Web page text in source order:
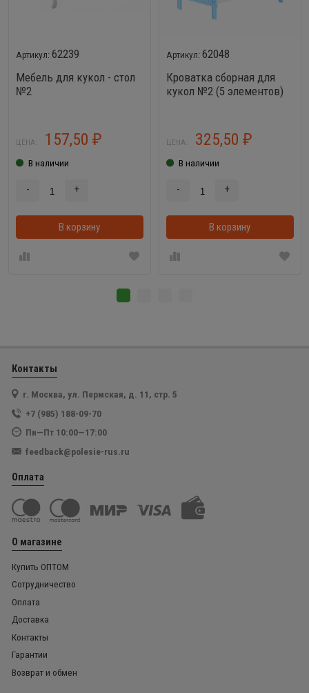
62239
Мебель для кукол - стол
№2
ЦЕНА: 157,50 ₽
В наличии
- +
В корзину В корзинке
62048
Кроватка сборная для
кукол №2 (5 элементов)
ЦЕНА: 325,50 ₽
В наличии
- +
В корзину
Контакты
г. Москва, ул. Пермская, д. 11, стр. 5
+7 (985) 188-09-70
Пн—Пт 10:00—17:00
feedback@polesie-rus.ru
Оплата
О магазине
Купить ОПТОМ
Сотрудничество
Оплата
Доставка
Контакты
Гарантии
Возврат и обмен